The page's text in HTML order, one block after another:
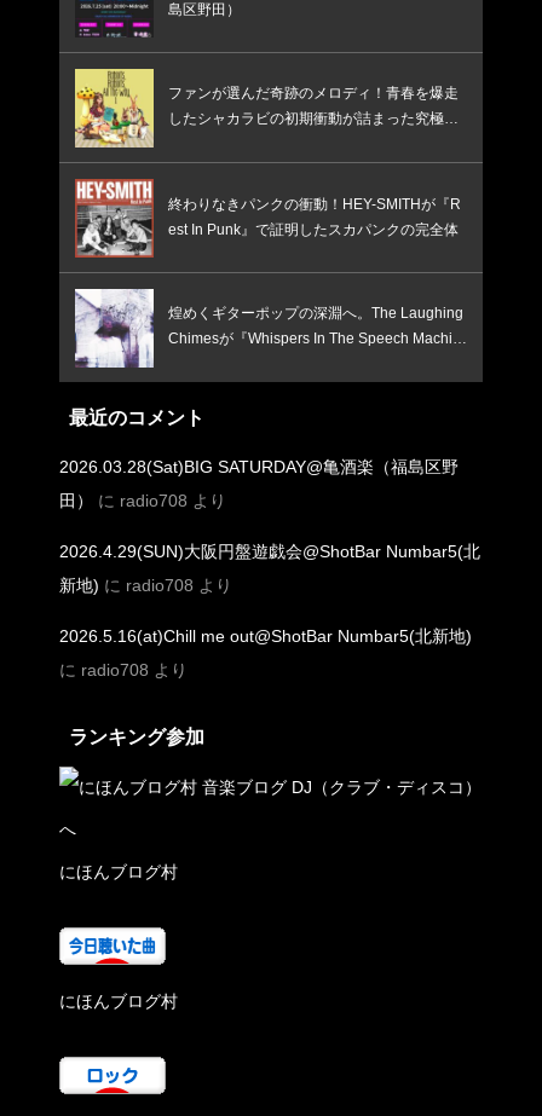
島区野田）
ファンが選んだ奇跡のメロディ！青春を爆走
したシャカラビの初期衝動が詰まった究極の
終わりなきパンクの衝動！HEY-SMITHが『R
est In Punk』で証明したスカパンクの完全体
煌めくギターポップの深淵へ。The Laughing
Chimesが『Whispers In The Speech Machin
最近のコメント
2026.03.28(Sat)BIG SATURDAY@亀酒楽（福島区野
田）
に radio708 より
2026.4.29(SUN)大阪円盤遊戯会@ShotBar Numbar5(北
新地) に radio708 より
2026.5.16(at)Chill me out@ShotBar Numbar5(北新地)
に radio708 より
ランキング参加
にほんブログ村
にほんブログ村